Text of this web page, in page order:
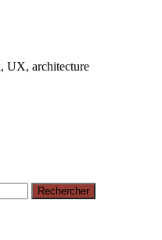
UX, architecture